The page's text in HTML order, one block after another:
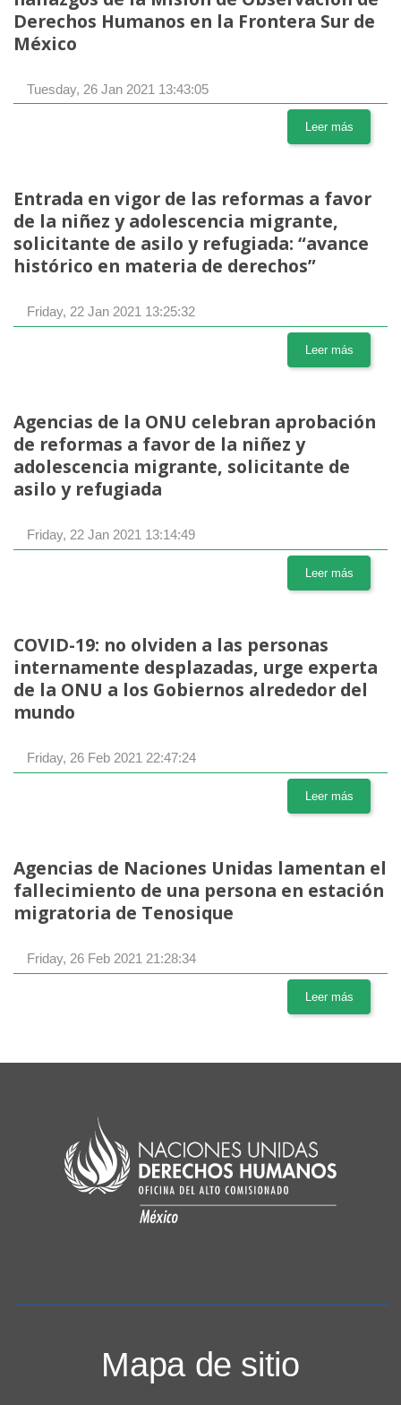
Derechos Humanos en la Frontera Sur de
México
Tuesday, 26 Jan 2021 13:43:05
Leer más
Entrada en vigor de las reformas a favor
de la niñez y adolescencia migrante,
solicitante de asilo y refugiada: “avance
histórico en materia de derechos”
Friday, 22 Jan 2021 13:25:32
Leer más
Agencias de la ONU celebran aprobación
de reformas a favor de la niñez y
adolescencia migrante, solicitante de
asilo y refugiada
Friday, 22 Jan 2021 13:14:49
Leer más
COVID-19: no olviden a las personas
internamente desplazadas, urge experta
de la ONU a los Gobiernos alrededor del
mundo
Friday, 26 Feb 2021 22:47:24
Leer más
Agencias de Naciones Unidas lamentan el
fallecimiento de una persona en estación
migratoria de Tenosique
Friday, 26 Feb 2021 21:28:34
Leer más
Mapa de sitio